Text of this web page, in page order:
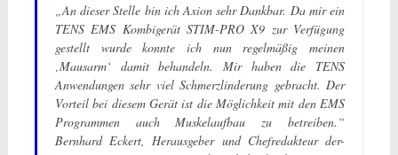
„An dieser Stelle bin ich Axion sehr Dankbar. Da mir ein
TENS EMS Kombigerät STIM-PRO X9 zur Verfügung
gestellt wurde konnte ich nun regelmäßig meinen
‚Mausarm‘ damit behandeln. Mir haben die TENS
Anwendungen sehr viel Schmerzlinderung gebracht. Der
Vorteil bei diesem Gerät ist die Möglichkeit mit den EMS
Programmen auch Muskelaufbau zu betreiben.“
Bernhard Eckert, Herausgeber und Chefredakteur der-